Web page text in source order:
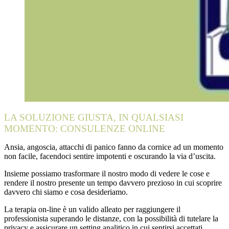
LA SOLUZIONE GIUSTA, IN QUALSIASI
MOMENTO: CONSULENZE ONLINE
Ansia, angoscia, attacchi di panico fanno da cornice ad un momento
non facile, facendoci sentire impotenti e oscurando la via d’uscita.
Insieme possiamo trasformare il nostro modo di vedere le cose e
rendere il nostro presente un tempo davvero prezioso in cui scoprire
davvero chi siamo e cosa desideriamo.
La terapia on-line è un valido alleato per raggiungere il
professionista superando le distanze, con la possibilità di tutelare la